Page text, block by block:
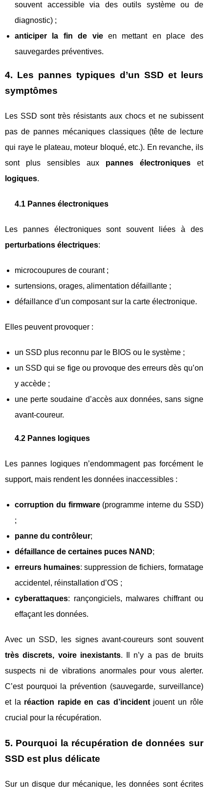
souvent accessible via des outils système ou de
diagnostic) ;
anticiper la fin de vieen mettant en place des
sauvegardes préventives.
4. Les pannes typiques d’un SSD et leurs
symptômes
Les SSD sont très résistants aux chocs et ne subissent
pas de pannes mécaniques classiques (tête de lecture
qui raye le plateau, moteur bloqué, etc.). En revanche, ils
sont plus sensibles aux pannes électroniqueset
logiques.
4.1 Pannes électroniques
Les pannes électroniques sont souvent liées à des
perturbations électriques:
microcoupures de courant ;
surtensions, orages, alimentation défaillante ;
défaillance d’un composant sur la carte électronique.
Elles peuvent provoquer :
un SSD plus reconnu par le BIOS ou le système ;
un SSD qui se fige ou provoque des erreurs dès qu’on
y accède ;
une perte soudaine d’accès aux données, sans signe
avant-coureur.
4.2 Pannes logiques
Les pannes logiques n’endommagent pas forcément le
support, mais rendent les données inaccessibles :
corruption du firmware(programme interne du SSD)
;
panne du contrôleur;
défaillance de certaines puces NAND;
erreurs humaines: suppression de fichiers, formatage
accidentel, réinstallation d’OS ;
cyberattaques: rançongiciels, malwares chiffrant ou
effaçant les données.
Avec un SSD, les signes avant-coureurs sont souvent
très discrets, voire inexistants. Il n’y a pas de bruits
suspects ni de vibrations anormales pour vous alerter.
C’est pourquoi la prévention (sauvegarde, surveillance)
et la réaction rapide en cas d’incidentjouent un rôle
crucial pour la récupération.
5. Pourquoi la récupération de données sur
SSD est plus délicate
Sur un disque dur mécanique, les données sont écrites